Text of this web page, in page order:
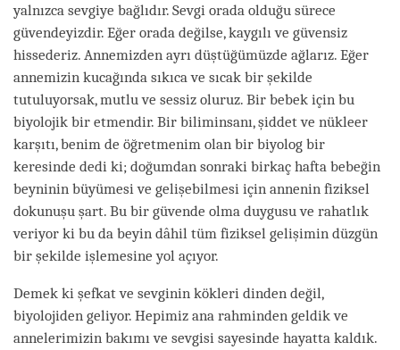
yalnızca sevgiye bağlıdır. Sevgi orada olduğu sürece
güvendeyizdir. Eğer orada değilse, kaygılı ve güvensiz
hissederiz. Annemizden ayrı düştüğümüzde ağlarız. Eğer
annemizin kucağında sıkıca ve sıcak bir şekilde
tutuluyorsak, mutlu ve sessiz oluruz. Bir bebek için bu
biyolojik bir etmendir. Bir biliminsanı, şiddet ve nükleer
karşıtı, benim de öğretmenim olan bir biyolog bir
keresinde dedi ki; doğumdan sonraki birkaç hafta bebeğin
beyninin büyümesi ve gelişebilmesi için annenin fiziksel
dokunuşu şart. Bu bir güvende olma duygusu ve rahatlık
veriyor ki bu da beyin dâhil tüm fiziksel gelişimin düzgün
bir şekilde işlemesine yol açıyor.
Demek ki şefkat ve sevginin kökleri dinden değil,
biyolojiden geliyor. Hepimiz ana rahminden geldik ve
annelerimizin bakımı ve sevgisi sayesinde hayatta kaldık.